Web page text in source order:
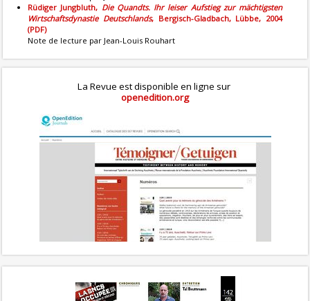
Rüdiger Jungbluth, Die Quandts. Ihr leiser Aufstieg zur mächtigsten
Wirtschaftsdynastie Deutschlands, Bergisch-Gladbach, Lübbe, 2004
(PDF)
Note de lecture par Jean-Louis Rouhart
La Revue est disponible en ligne sur
openedition.org